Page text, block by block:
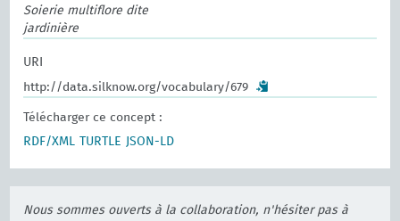
Soierie multiflore dite
jardinière
URI
http://data.silknow.org/vocabulary/679
Télécharger ce concept :
RDF/XML
TURTLE JSON-LD
Nous sommes ouverts à la collaboration, n'hésiter pas à